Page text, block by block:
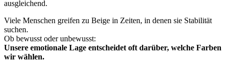
ausgleichend.
Viele Menschen greifen zu Beige in Zeiten, in denen sie Stabilität
suchen.
Ob bewusst oder unbewusst:
Unsere emotionale Lage entscheidet oft darüber, welche Farben
wir wählen.